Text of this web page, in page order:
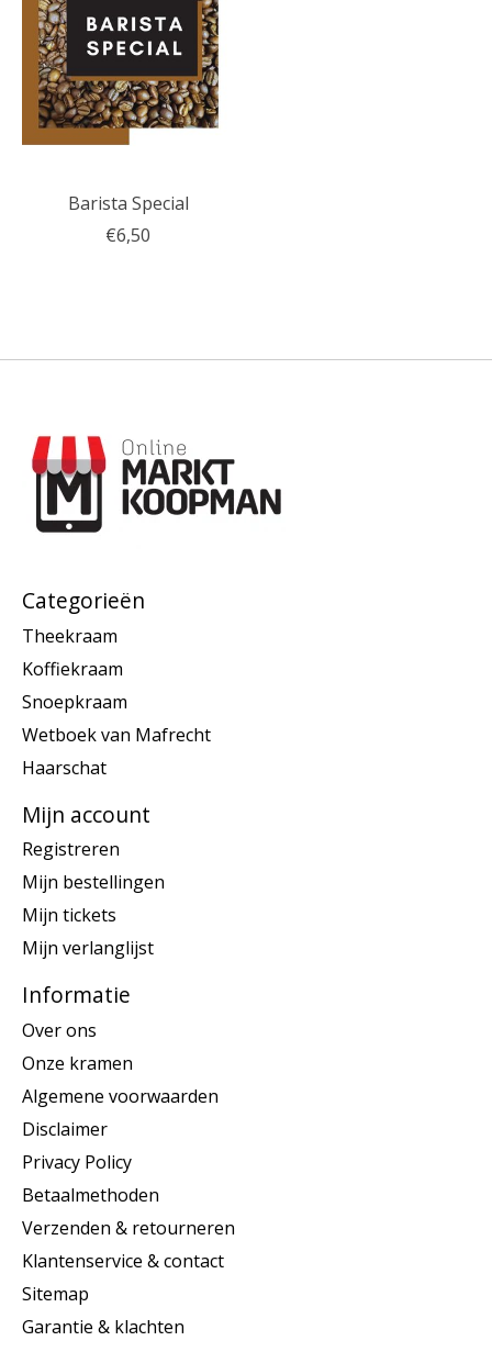
Barista Special
€6,50
Categorieën
Theekraam
Koffiekraam
Snoepkraam
Wetboek van Mafrecht
Haarschat
Mijn account
Registreren
Mijn bestellingen
Mijn tickets
Mijn verlanglijst
Informatie
Over ons
Onze kramen
Algemene voorwaarden
Disclaimer
Privacy Policy
Betaalmethoden
Verzenden & retourneren
Klantenservice & contact
Sitemap
Garantie & klachten